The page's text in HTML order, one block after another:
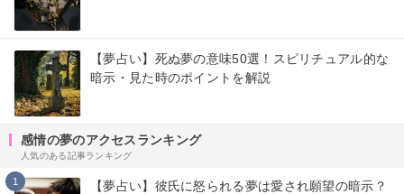
【夢占い】死ぬ夢の意味50選！スピリチュアル的な
暗示・見た時のポイントを解説
感情の夢のアクセスランキング
人気のある記事ランキング
1
【夢占い】彼氏に怒られる夢は愛され願望の暗示？